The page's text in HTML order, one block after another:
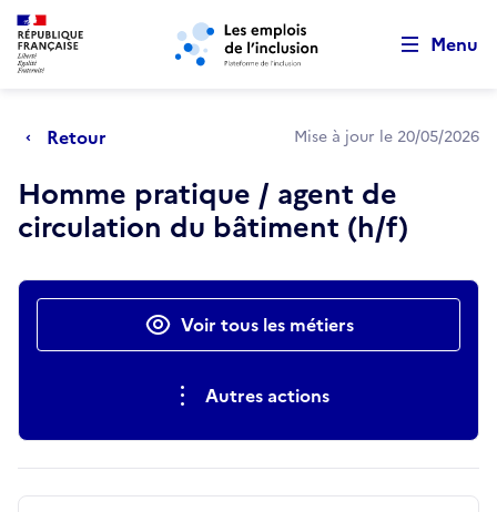
Aller au menu principal Aller au contenu principal
Menu
Retour Mise à jour le 20/05/2026
Homme pratique / agent de
circulation du bâtiment (h/f)
Actions rapidesVoir tous les métiers
Autres actions
Retour au début de la page
Panneau de gestion des cookies